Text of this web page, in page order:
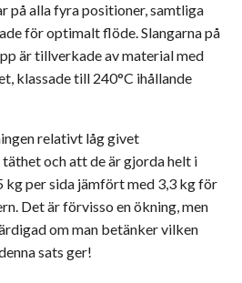
på alla fyra positioner, samtliga
för optimalt flöde. Slangarna på
är tillverkade av material med
klassade till 240°C ihållande
relativt låg givet
och att de är gjorda helt i
kg per sida jämfört med 3,3 kg för
Det är förvisso en ökning, men
om man betänker vilken
sats ger!